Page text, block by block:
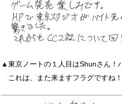
▲東京ノートの１人目はShunさん！
これは、また来ますフラグですね！